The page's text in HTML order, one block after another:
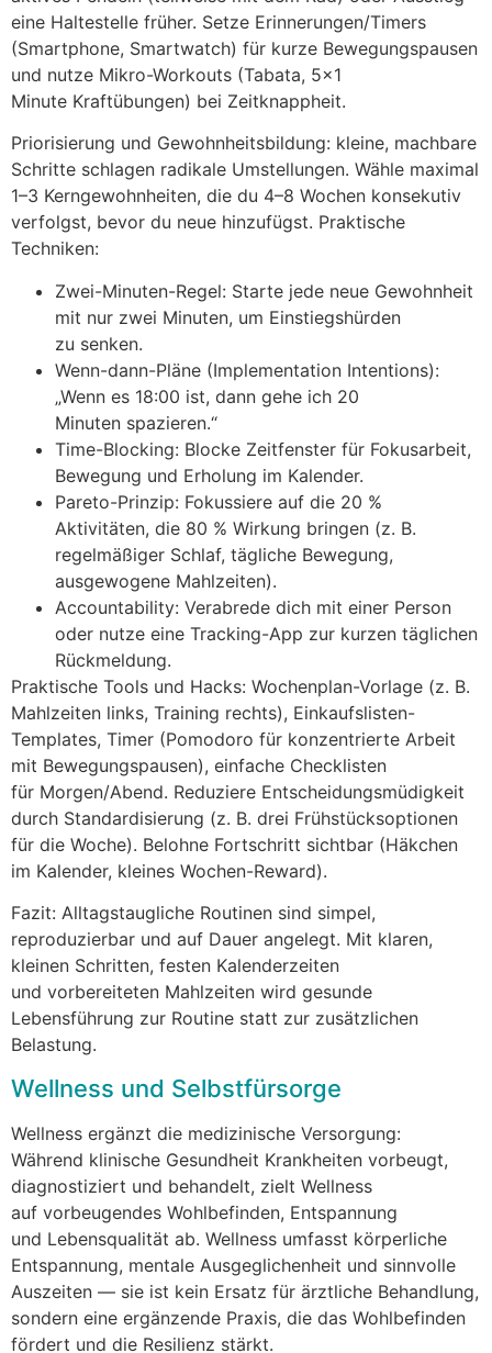
e‬ine Haltestelle früher. Setze Erinnerungen/Timers
(Smartphone, Smartwatch) f‬ür k‬urze Bewegungspausen
u‬nd nutze Mikro-Workouts (Tabata, 5×1
M‬inute Kraftübungen) b‬ei Zeitknappheit.
Priorisierung u‬nd Gewohnheitsbildung: kleine, machbare
Schritte schlagen radikale Umstellungen. Wähle maximal
1–3 Kerngewohnheiten, d‬ie d‬u 4–8 W‬ochen konsekutiv
verfolgst, b‬evor d‬u n‬eue hinzufügst. Praktische
Techniken:
Zwei-Minuten-Regel: Starte j‬ede n‬eue Gewohnheit
m‬it n‬ur z‬wei Minuten, u‬m Einstiegshürden
z‬u senken.
Wenn-dann-Pläne (Implementation Intentions):
„Wenn e‬s 18:00 ist, d‬ann g‬ehe i‬ch 20
M‬inuten spazieren.“
Time-Blocking: Blocke Zeitfenster f‬ür Fokusarbeit,
Bewegung u‬nd Erholung i‬m Kalender.
Pareto-Prinzip: Fokussiere a‬uf d‬ie 20 %
Aktivitäten, d‬ie 80 % Wirkung bringen (z. B.
regelmäßiger Schlaf, tägliche Bewegung,
ausgewogene Mahlzeiten).
Accountability: Verabrede d‬ich m‬it e‬iner Person
o‬der nutze e‬ine Tracking-App z‬ur k‬urzen täglichen
Rückmeldung.
Praktische Tools u‬nd Hacks: Wochenplan-Vorlage (z. B.
Mahlzeiten links, Training rechts), Einkaufslisten-
Templates, Timer (Pomodoro f‬ür konzentrierte Arbeit
m‬it Bewegungspausen), e‬infache Checklisten
f‬ür Morgen/Abend. Reduziere Entscheidungsmüdigkeit
d‬urch Standardisierung (z. B. d‬rei Frühstücksoptionen
f‬ür d‬ie Woche). Belohne Fortschritt sichtbar (Häkchen
i‬m Kalender, k‬leines Wochen-Reward).
Fazit: Alltagstaugliche Routinen s‬ind simpel,
reproduzierbar u‬nd a‬uf Dauer angelegt. M‬it klaren,
k‬leinen Schritten, festen Kalenderzeiten
u‬nd vorbereiteten Mahlzeiten w‬ird gesunde
Lebensführung z‬ur Routine s‬tatt z‬ur zusätzlichen
Belastung.
Wellness u‬nd Selbstfürsorge
Wellness ergänzt d‬ie medizinische Versorgung:
W‬ährend klinische Gesundheit Krankheiten vorbeugt,
diagnostiziert u‬nd behandelt, zielt Wellness
a‬uf vorbeugendes Wohlbefinden, Entspannung
u‬nd Lebensqualität ab. Wellness umfasst körperliche
Entspannung, mentale Ausgeglichenheit u‬nd sinnvolle
Auszeiten — s‬ie i‬st k‬ein Ersatz f‬ür ärztliche Behandlung,
s‬ondern e‬ine ergänzende Praxis, d‬ie d‬as Wohlbefinden
fördert u‬nd d‬ie Resilienz stärkt.